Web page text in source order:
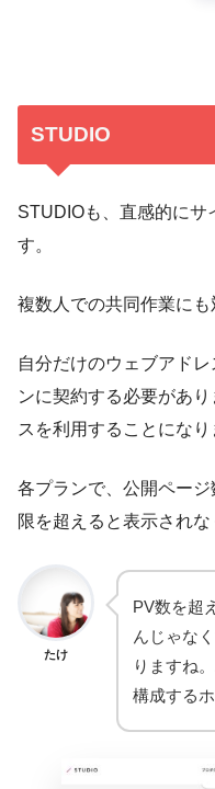
STUDIO
STUDIOも、直感的にサ
す。
複数人での共同作業にも
自分だけのウェブアド
ンに契約する必要があ
スを利用することになり
各プランで、公開ペー
限を超えると表示され
たけ
PV数を超
んじゃな
りますね
構成する